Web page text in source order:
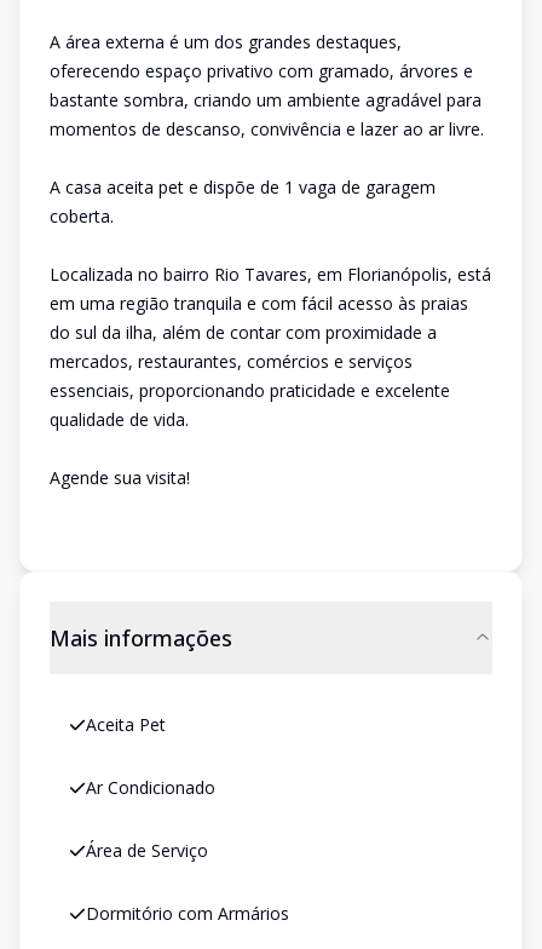
A área externa é um dos grandes destaques,
oferecendo espaço privativo com gramado, árvores e
bastante sombra, criando um ambiente agradável para
momentos de descanso, convivência e lazer ao ar livre.
A casa aceita pet e dispõe de 1 vaga de garagem
coberta.
Localizada no bairro Rio Tavares, em Florianópolis, está
em uma região tranquila e com fácil acesso às praias
do sul da ilha, além de contar com proximidade a
mercados, restaurantes, comércios e serviços
essenciais, proporcionando praticidade e excelente
qualidade de vida.
Agende sua visita!
Mais informações
Aceita Pet
Ar Condicionado
Área de Serviço
Dormitório com Armários